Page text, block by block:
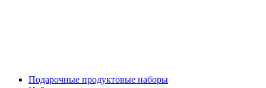
Подарочные продуктовые наборы